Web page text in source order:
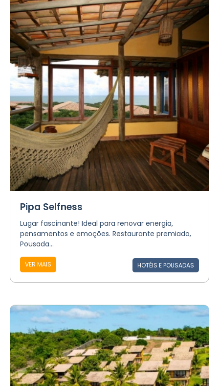
Pipa Selfness
Lugar fascinante! Ideal para renovar energia,
pensamentos e emoções. Restaurante premiado,
Pousada...
VER MAIS HOTÉIS E POUSADAS